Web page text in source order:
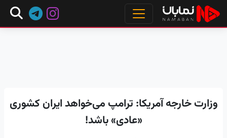
وزارت خارجه آمریکا: ترامپ می‌خواهد ایران کشوری
«عادی» باشد!